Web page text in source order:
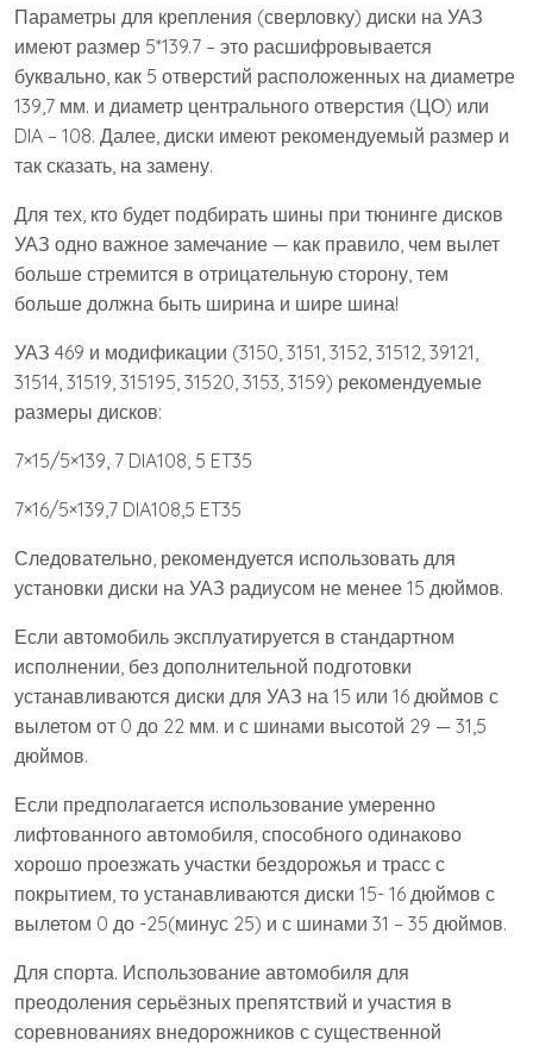
Параметры для крепления (сверловку) диски на УАЗ
имеют размер 5*139.7 – это расшифровывается
буквально, как 5 отверстий расположенных на диаметре
139,7 мм. и диаметр центрального отверстия (ЦО) или
DIA – 108. Далее, диски имеют рекомендуемый размер и
так сказать, на замену.
Для тех, кто будет подбирать шины при тюнинге дисков
УАЗ одно важное замечание — как правило, чем вылет
больше стремится в отрицательную сторону, тем
больше должна быть ширина и шире шина!
УАЗ 469 и модификации (3150, 3151, 3152, 31512, 39121,
31514, 31519, 315195, 31520, 3153, 3159) рекомендуемые
размеры дисков:
7×15/5×139, 7 DIA108, 5 ET35
7×16/5×139,7 DIA108,5 ET35
Следовательно, рекомендуется использовать для
установки диски на УАЗ радиусом не менее 15 дюймов.
Если автомобиль эксплуатируется в стандартном
исполнении, без дополнительной подготовки
устанавливаются диски для УАЗ на 15 или 16 дюймов с
вылетом от 0 до 22 мм. и с шинами высотой 29 — 31,5
дюймов.
Если предполагается использование умеренно
лифтованного автомобиля, способного одинаково
хорошо проезжать участки бездорожья и трасс с
покрытием, то устанавливаются диски 15- 16 дюймов с
вылетом 0 до -25(минус 25) и с шинами 31 – 35 дюймов.
Для спорта. Использование автомобиля для
преодоления серьёзных препятствий и участия в
соревнованиях внедорожников с существенной